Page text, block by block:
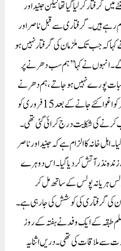
گرفتار کر لیا گیا تھا لیکن جنید اور
رہے ہیں۔ گرفتاری سے قبل ناصر اور
کہا کہ جب تک ملزمان کی گرفتار نہیں ہو
انہوں نے کہا ’’ہم سب دھرنے پر
پورے نہیں ہو جاتے، ہم دھرنے
پر بیٹھے رہیں گے۔‘‘جنید اور ناصر کو اغوا کئے جانے کے بعد 15 فروری کو
کی شکایت درج کرائی گئی تھی۔
اہل خانہ کا الزام ہے کہ جنید اور ناصر
زندہ نذر آتش کر دیا گیا۔اس دوہرے
ہریانہ پولس کے ساتھ مل کر
کی گرفتاری کی کوشش کی جا رہی ہے۔
طبقہ کے ایک وفد نے ہفتہ کے روز
سے ملاقات کی تھی۔ دریں اثنا یہ